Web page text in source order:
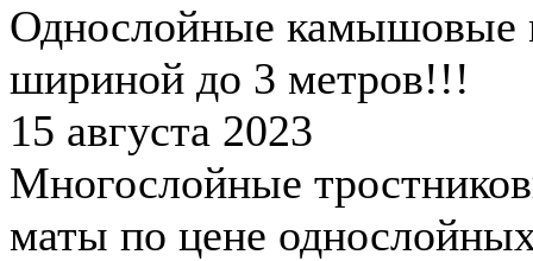
Однослойные камышовые
шириной до 3 метров!!!
15 августа 2023
Многослойные
маты по цене